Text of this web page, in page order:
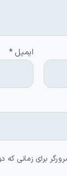
ایمیل*
برای زمانی که